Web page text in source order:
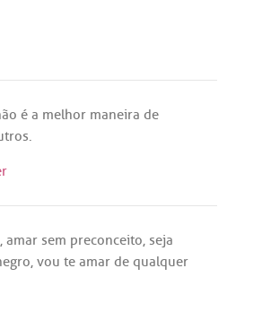
é a melhor maneira de
.
, amar sem preconceito, seja
, vou te amar de qualquer